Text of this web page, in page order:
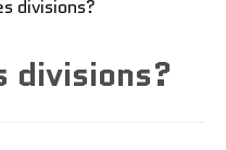
divisions?
divisions?